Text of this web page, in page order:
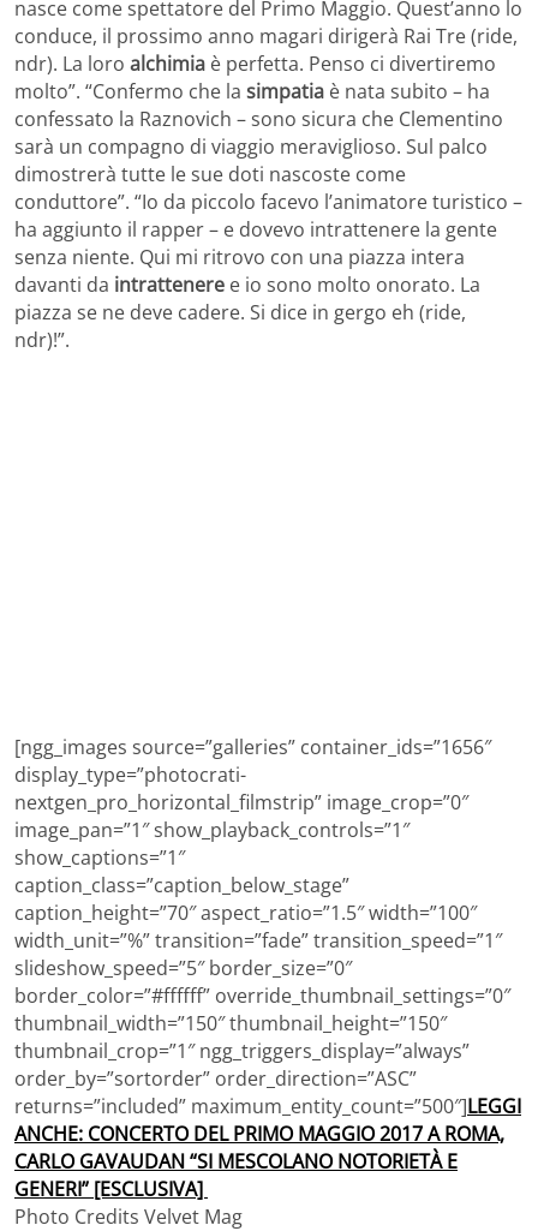
nasce come spettatore del Primo Maggio. Quest’anno lo
conduce, il prossimo anno magari dirigerà Rai Tre (ride,
ndr). La loro alchimia è perfetta. Penso ci divertiremo
molto”. “Confermo che la simpatia è nata subito – ha
confessato la Raznovich – sono sicura che Clementino
sarà un compagno di viaggio meraviglioso. Sul palco
dimostrerà tutte le sue doti nascoste come
conduttore”. “Io da piccolo facevo l’animatore turistico –
ha aggiunto il rapper – e dovevo intrattenere la gente
senza niente. Qui mi ritrovo con una piazza intera
davanti da intrattenere e io sono molto onorato. La
piazza se ne deve cadere. Si dice in gergo eh (ride,
ndr)!”.
[ngg_images source=”galleries” container_ids=”1656″
display_type=”photocrati-
nextgen_pro_horizontal_filmstrip” image_crop=”0″
image_pan=”1″ show_playback_controls=”1″
show_captions=”1″
caption_class=”caption_below_stage”
caption_height=”70″ aspect_ratio=”1.5″ width=”100″
width_unit=”%” transition=”fade” transition_speed=”1″
slideshow_speed=”5″ border_size=”0″
border_color=”#ffffff” override_thumbnail_settings=”0″
thumbnail_width=”150″ thumbnail_height=”150″
thumbnail_crop=”1″ ngg_triggers_display=”always”
order_by=”sortorder” order_direction=”ASC”
returns=”included” maximum_entity_count=”500″]LEGGI
ANCHE: CONCERTO DEL PRIMO MAGGIO 2017 A ROMA,
CARLO GAVAUDAN “SI MESCOLANO NOTORIETÀ E
GENERI” [ESCLUSIVA]
Photo Credits Velvet Mag